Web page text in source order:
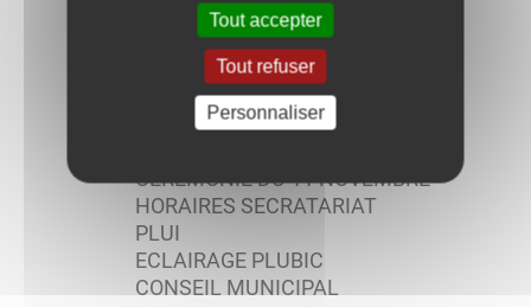
JUILLET 2025
REUNION DE CONSEIL
MUNICIPAL
CONSEIL MUNICIPAL DU 2
OCTOBRE 2025
CEREMONIE DU 11 NOVEMBRE
HORAIRES SECRATARIAT
PLUI
ECLAIRAGE PLUBIC
CONSEIL MUNICIPAL
Tout accepter
Tout refuser
Personnaliser